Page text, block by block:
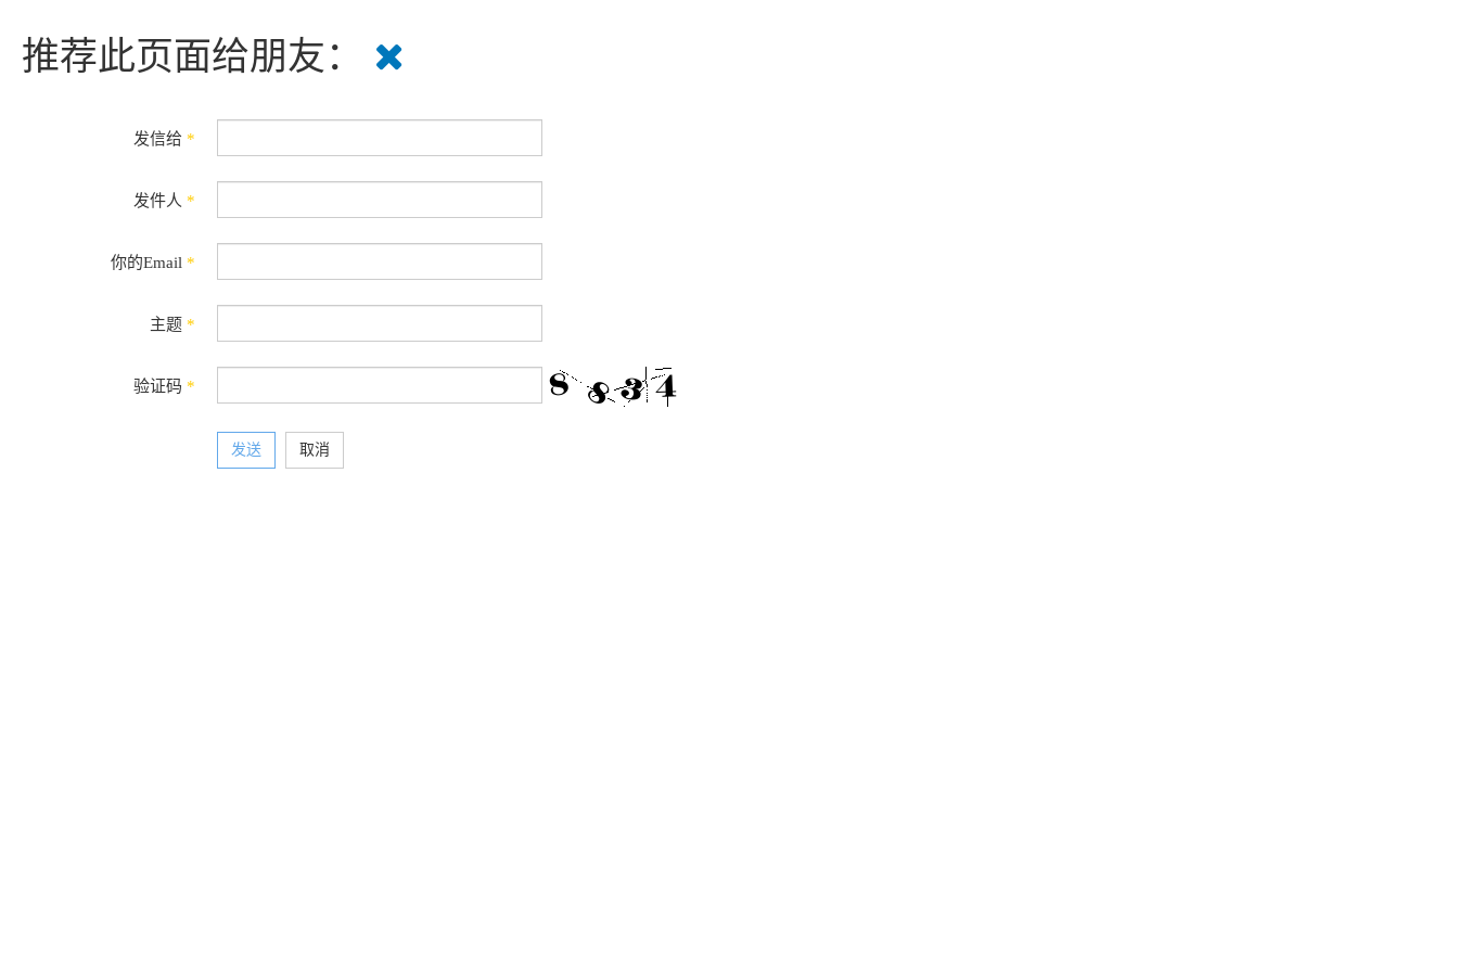
推荐此页面给朋友：
发信给 *
发件人 *
你的Email *
主题 *
验证码 *
发送 取消